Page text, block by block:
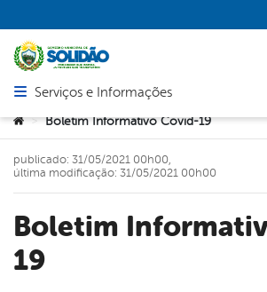
Abrir menu principal de navegação
Serviços e Informações
Você está aqui:
> Boletim Informativo Covid-19
Boletim Informativo Covid-
19
publicado: 31/05/2021 00h00,
última modificação: 31/05/2021 00h00